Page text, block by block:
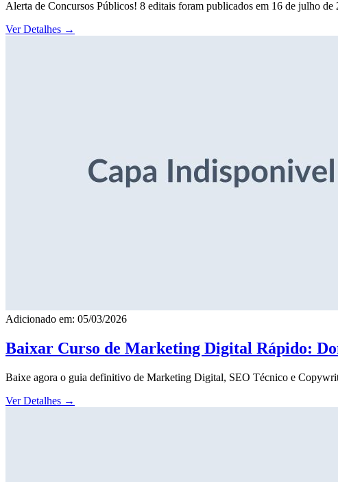
Alerta de Concursos Públicos! 8 editais foram publicados em 16 de julho
Ver Detalhes →
Adicionado em: 05/03/2026
Baixar Curso de Marketing Digital Rápido:
Baixe agora o guia definitivo de Marketing Digital, SEO Técnico e
Ver Detalhes →